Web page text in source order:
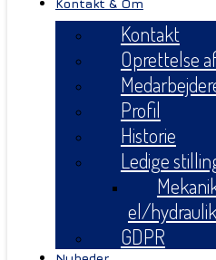
Kontakt & Om
Kontakt
Oprettelse
Profil
Historie
Ledige
el/hydraulik
GDPR